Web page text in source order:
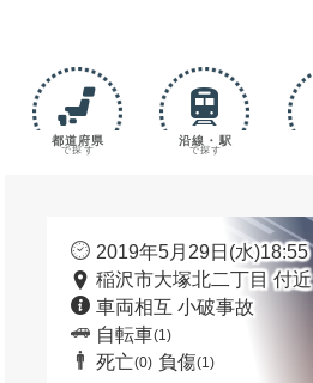
都道府県
で探す
沿線・駅
で探す
2019年5月29日(水)18:55
稲沢市大塚北二丁目 付近
車両相互 小破事故
自転車(1)
死亡(0) 負傷(1)